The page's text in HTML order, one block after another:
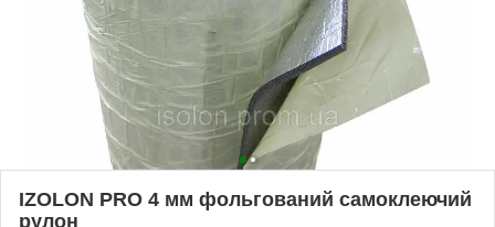
IZOLON PRO 4 мм фольгований самоклеючий
рулон